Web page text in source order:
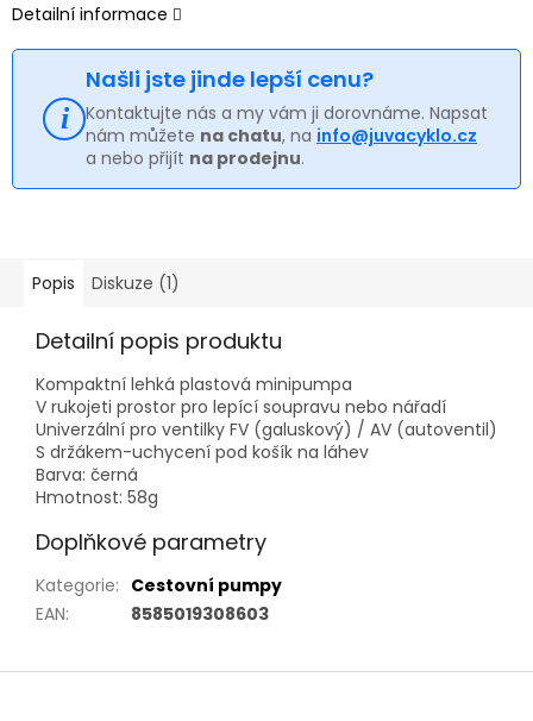
Detailní informace
Našli jste jinde lepší cenu?
Kontaktujte nás a my vám ji dorovnáme. Napsat
nám můžete na chatu, na info@juvacyklo.cz
a nebo přijít na prodejnu.
Popis Diskuze (1)
Detailní popis produktu
Kompaktní lehká plastová minipumpa
V rukojeti prostor pro lepící soupravu nebo nářadí
Univerzální pro ventilky FV (galuskový) / AV (autoventil)
S držákem-uchycení pod košík na láhev
Barva: černá
Hmotnost: 58g
Doplňkové parametry
Kategorie: Cestovní pumpy
EAN: 8585019308603
Z